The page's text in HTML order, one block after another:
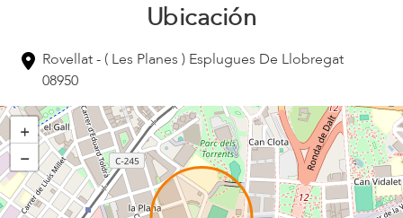
Ubicación
Rovellat - ( Les Planes ) Esplugues De Llobregat
08950
+
−